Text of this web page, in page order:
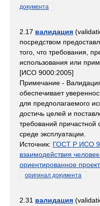
документа
2.17 валидация
посредством
того, что требования,
использования или
[ИСО 9000:2005]
Примечание -
обеспечивает
для предполагаемого
достичь целей и
требований
среде эксплуатации.
Источник: ГОСТ Р ИСО
взаимодействия
ориентированное
оригинал документа
2.31 валидация